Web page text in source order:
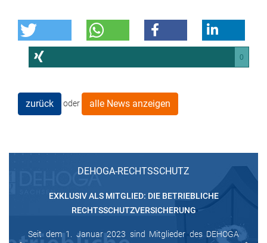
0
zurück oder alle News anzeigen
DEHOGA-RECHTSSCHUTZ
EXKLUSIV ALS MITGLIED: DIE BETRIEBLICHE
RECHTSSCHUTZVERSICHERUNG
Seit dem 1. Januar 2023 sind Mitglieder des DEHOGA